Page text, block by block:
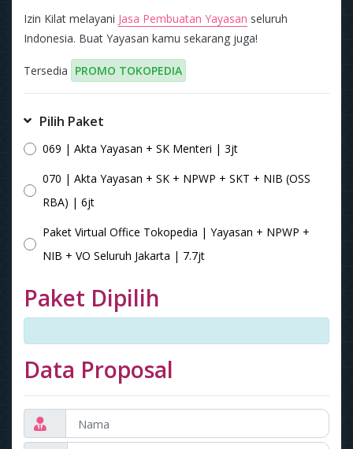
Izin Kilat melayani Jasa Pembuatan Yayasan seluruh
Indonesia. Buat Yayasan kamu sekarang juga!
Tersedia PROMO TOKOPEDIA
Pilih Paket
069 | Akta Yayasan + SK Menteri | 3jt
070 | Akta Yayasan + SK + NPWP + SKT + NIB (OSS
RBA) | 6jt
Paket Virtual Office Tokopedia | Yayasan + NPWP +
NIB + VO Seluruh Jakarta | 7.7jt
Paket Dipilih
Data Proposal